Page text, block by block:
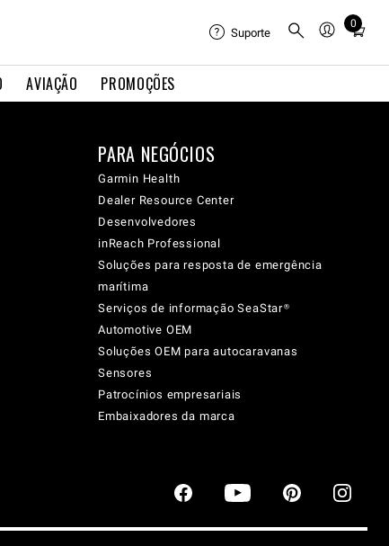
AVIAÇÃO PROMOÇÕES
Suporte
0
Total
cart:
PARA NEGÓCIOS
Garmin Health
Dealer Resource Center
Desenvolvedores
inReach Professional
Soluções para resposta de emergência
marítima
Serviços de informação SeaStar®
Automotive OEM
Soluções OEM para autocaravanas
Sensores
Patrocínios empresariais
Embaixadores da marca